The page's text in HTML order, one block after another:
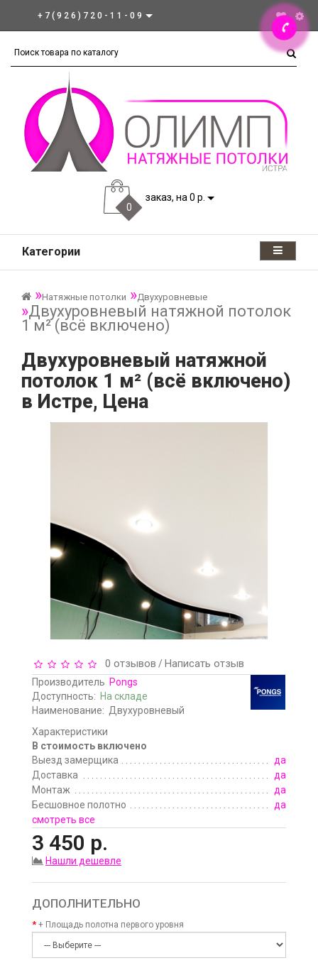
+7(926)720-11-09
0
заказ, на 0 р.
Категории
Натяжные потолки Двухуровневые
Двухуровневый натяжной потолок
1 м² (всё включено)
Двухуровневый натяжной
потолок 1 м² (всё включено)
в Истре, Цена
0 отзывов /Написать отзыв
Производитель Pongs
Доступность: На складе
Наименование: Двухуровневый
Характеристики
В стоимость включено
Выезд замерщика
да
Доставка
да
Монтаж
да
Бесшовное полотно
да
смотреть все
3 450 р.
Нашли дешевле
ДОПОЛНИТЕЛЬНО
+ Площадь полотна первого уровня